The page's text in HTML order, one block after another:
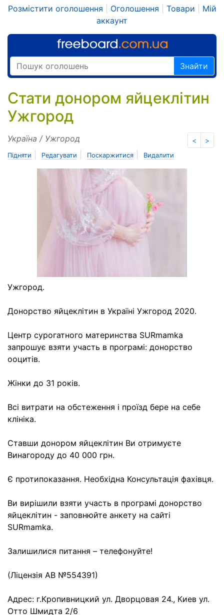
Розмістити оголошення Оголошення Товари
Мій
аккаунт
Знайти
Стати донором яйцеклітин
Ужгород
< >
Україна / Ужгород
Підняти Редагувати Поскаржитися Видалити
Ужгород.
Донорство яйцеклітин в Україні Ужгород 2020.
Центр сурогатного материнства SURmamka
запрошує взяти участь в програмі: донорство
ооцитів.
Жінки до 31 років.
Всі витрати на обстеження і проїзд бере на себе
клініка.
Ставши донором яйцеклітин Ви отримуєте
Винагороду до 40 000 грн.
Є протипоказання. Необхідна Консультація фахівця.
Ви вирішили взяти участь в програмі донорство
яйцеклітин - заповнюйте анкету на сайті
SURmamka.
Залишилися питання – телефонуйте!
(Ліцензія АВ №554391)
Адрес: г.Кропивницкий ул. Дворцовая 24., Киев ул.
Отто Шмидта 2/6